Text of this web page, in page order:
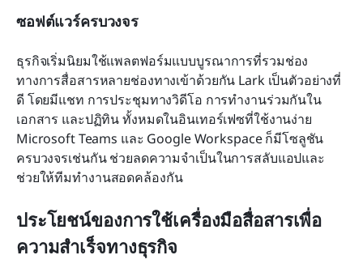
ซอฟต์แวร์ครบวงจร
ธุรกิจเริ่มนิยมใช้แพลตฟอร์มแบบบูรณาการที่รวมช่อง
ทางการสื่อสารหลายช่องทางเข้าด้วยกัน Lark เป็นตัวอย่างที่
ดี โดยมีแชท การประชุมทางวิดีโอ การทำงานร่วมกันใน
เอกสาร และปฏิทิน ทั้งหมดในอินเทอร์เฟซที่ใช้งานง่าย
Microsoft Teams และ Google Workspace ก็มีโซลูชัน
ครบวงจรเช่นกัน ช่วยลดความจำเป็นในการสลับแอปและ
ช่วยให้ทีมทำงานสอดคล้องกัน
ประโยชน์ของการใช้เครื่องมือสื่อสารเพื่อ
ความสำเร็จทางธุรกิจ